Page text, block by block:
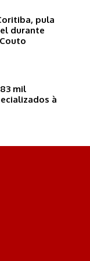
pula
durante
mil
à